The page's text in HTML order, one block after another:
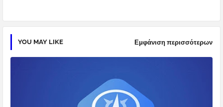
YOU MAY LIKE Εμφάνιση περισσότερων